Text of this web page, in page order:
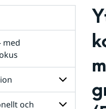
med
Undersidor
och
för
remissvar